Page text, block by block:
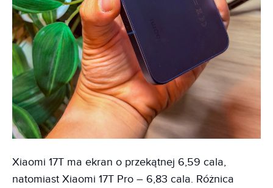
Xiaomi 17T ma ekran o przekątnej 6,59 cala,
natomiast Xiaomi 17T Pro – 6,83 cala. Różnica